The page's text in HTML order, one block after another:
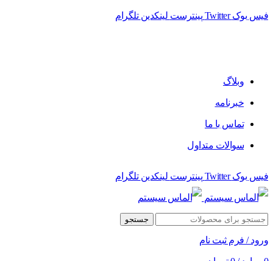
فیس بوک Twitter پینترست لینکدین تلگرام
وبلاگ
خبرنامه
تماس با ما
سوالات متداول
فیس بوک Twitter پینترست لینکدین تلگرام
جستجو
ورود / فرم ثبت نام